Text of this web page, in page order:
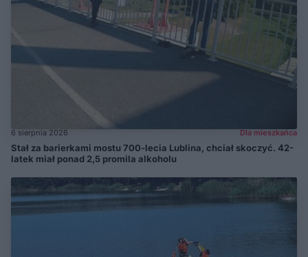
6 sierpnia 2026 Dla mieszkańca
Stał za barierkami mostu 700-lecia Lublina, chciał skoczyć. 42-
latek miał ponad 2,5 promila alkoholu